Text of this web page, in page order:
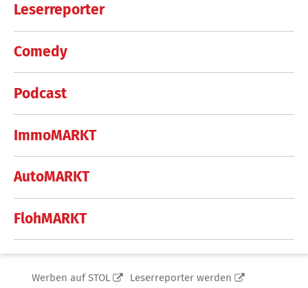
Leserreporter
Comedy
Podcast
ImmoMARKT
AutoMARKT
FlohMARKT
Werben auf STOL
Leserreporter werden